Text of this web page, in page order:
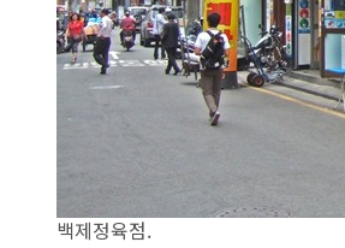
백제정육점.